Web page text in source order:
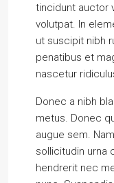
tincidunt auctor
volutpat. In
ut suscipit nibh
penatibus et
nascetur
Donec a nibh
metus. Donec
augue sem.
sollicitudin urna
hendrerit nec